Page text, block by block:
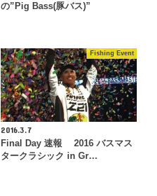
の”Pig Bass(豚バス)”
Fishing Event
2016.3.7
Final Day 速報 2016 バスマス
タークラシック in Gr…